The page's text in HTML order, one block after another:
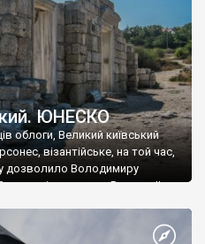
ЮНЕСКО
облоги, Великий київський
візантійське, на той час,
дозволило Володимиру
імператору Василю ІІ, та
став Василем-християнином.
честь Херсонесу Таврійського